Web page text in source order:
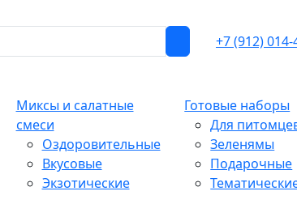
+7 (912) 014-
Миксы и салатные
смеси
Оздоровительные
Вкусовые
Экзотические
Готовые наборы
Для
Зеленямы
Подарочные